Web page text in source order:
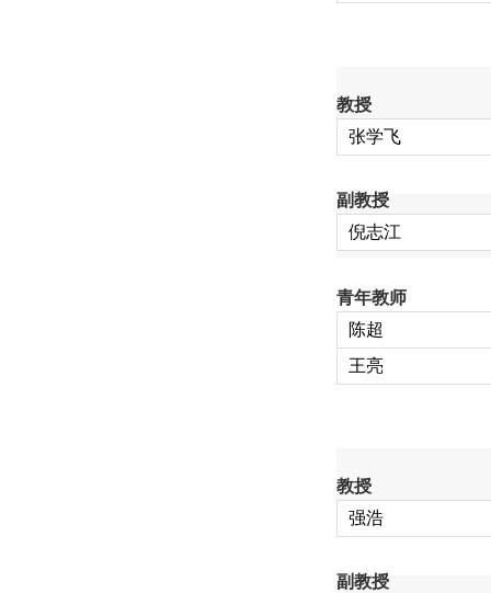
教授
张学飞
副教授
倪志江
青年教师
陈超
王亮
教授
强浩
副教授